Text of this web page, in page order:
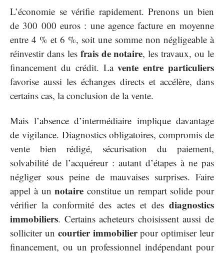
L’économie se vérifie rapidement. Prenons un bien
de 300 000 euros : une agence facture en moyenne
entre 4 % et 6 %, soit une somme non négligeable à
réinvestir dans les frais de notaire, les travaux, ou le
financement du crédit. Lavente entre particuliers
favorise aussi les échanges directs et accélère, dans
certains cas, la conclusion de la vente.
Mais l’absence d’intermédiaire implique davantage
de vigilance. Diagnostics obligatoires, compromis de
vente bien rédigé, sécurisation du paiement,
solvabilité de l’acquéreur : autant d’étapes à ne pas
négliger sous peine de mauvaises surprises. Faire
appel à unnotaire constitue un rempart solide pour
vérifier la conformité des actes et des diagnostics
immobiliers. Certains acheteurs choisissent aussi de
solliciter un courtier immobilierpour optimiser leur
financement, ou un professionnel indépendant pour